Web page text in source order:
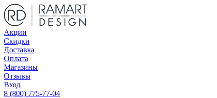
Акции
Скидки
Доставка
Оплата
Магазины
Отзывы
Вход
8 (800) 775-77-04